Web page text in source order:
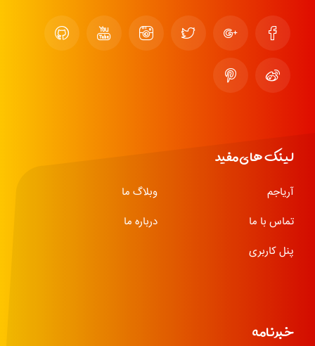
لینک های مفید
آریاجم
وبلاگ ما
تماس با ما
درباره ما
پنل کاربری
خبرنامه